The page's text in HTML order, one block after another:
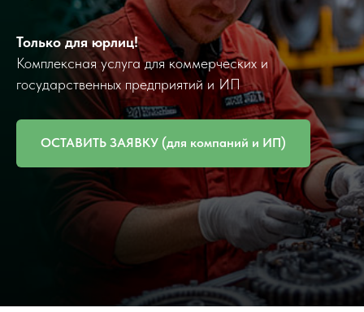
Только для юрлиц!
Комплексная услуга для коммерческих и
государственных предприятий и ИП
ОСТАВИТЬ ЗАЯВКУ (для компаний и ИП)